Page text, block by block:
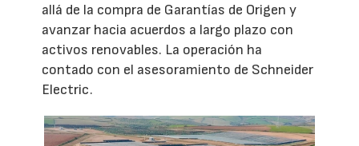
allá de la compra de Garantías de Origen y
avanzar hacia acuerdos a largo plazo con
activos renovables. La operación ha
contado con el asesoramiento de Schneider
Electric.